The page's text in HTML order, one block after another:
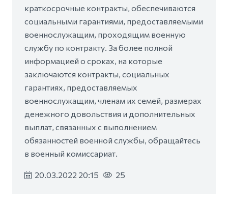
краткосрочные контракты, обеспечиваются
социальными гарантиями, предоставляемыми
военнослужащим, проходящим военную
службу по контракту. За более полной
информацией о сроках, на которые
заключаются контракты, социальных
гарантиях, предоставляемых
военнослужащим, членам их семей, размерах
денежного довольствия и дополнительных
выплат, связанных с выполнением
обязанностей военной службы, обращайтесь
в военный комиссариат.
20.03.2022 20:15 25